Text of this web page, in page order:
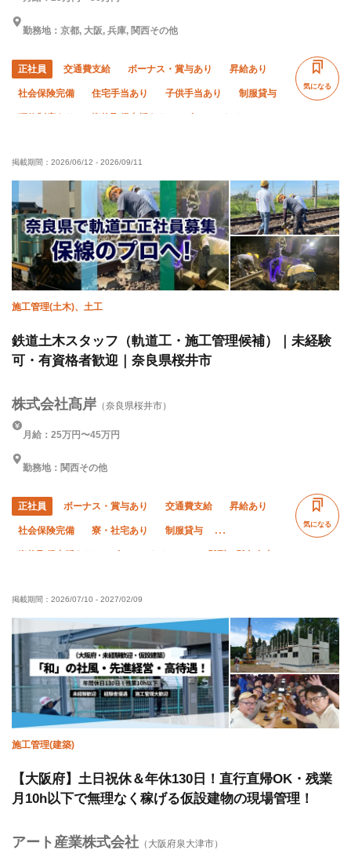
勤務地：京都, 大阪, 兵庫, 関西その他
正社員 交通費支給 ボーナス・賞与あり 昇給あり
社会保険完備 住宅手当あり 子供手当あり 制服貸与
研修制度あり 資格取得支援あり ピアス・ネイルOK
50代以上活躍中 夜勤あり
車・バイク通勤OK 転勤なし 年末年始休暇 夏季休暇
気になる
掲載期間： 2026/06/12 - 2026/09/11
施工管理(土木)、土工
鉄道土木スタッフ（軌道工・施工管理候補）｜未経験
可・有資格者歓迎｜奈良県桜井市
株式会社髙岸 （奈良県桜井市）
月給：25万円〜45万円
勤務地：関西その他
正社員 ボーナス・賞与あり 交通費支給 昇給あり
社会保険完備 寮・社宅あり 制服貸与
有資格者優遇 年齢不問
60代以上活躍中 夜勤あり 直帰・直行OK
車・バイク通勤OK 転勤なし 年末年始休暇 夏季休暇
残業月10時間以下
気になる
掲載期間： 2026/07/10 - 2027/02/09
施工管理(建築)
【大阪府】土日祝休＆年休130日！直行直帰OK・残業
月10h以下で無理なく稼げる仮設建物の現場管理！
アート産業株式会社 （大阪府泉大津市）